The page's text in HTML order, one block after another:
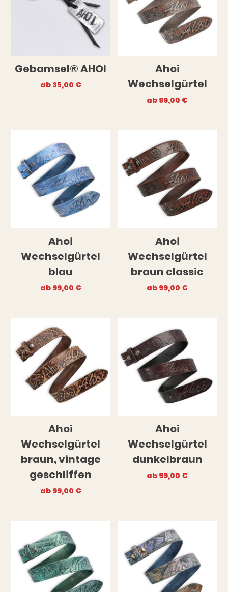
Gebamsel® AHOI
ab 35,00 €
Ahoi
Wechselgürtel
ab 99,00 €
Ahoi
Wechselgürtel
blau
ab 99,00 €
Ahoi
Wechselgürtel
braun classic
ab 99,00 €
Ahoi
Wechselgürtel
braun, vintage
geschliffen
ab 99,00 €
Ahoi
Wechselgürtel
dunkelbraun
ab 99,00 €